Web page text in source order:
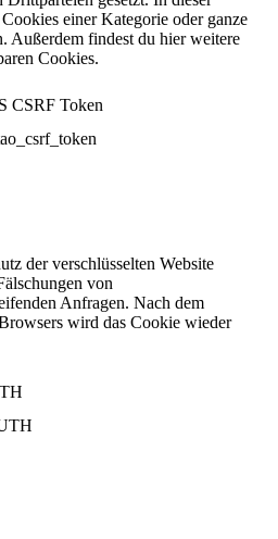
einer Kategorie oder ganze
Außerdem findest du hier weitere
Cookies.
CSRF Token
der verschlüsselten Website
von
Anfragen. Nach dem
wird das Cookie wieder